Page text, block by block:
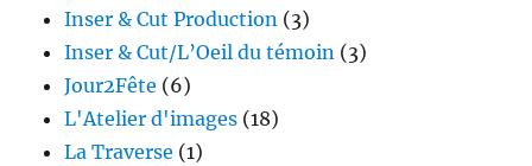
Inser & Cut Production (3)
Inser & Cut/L’Oeil du témoin (3)
Jour2Fête (6)
L'Atelier d'images (18)
La Traverse (1)